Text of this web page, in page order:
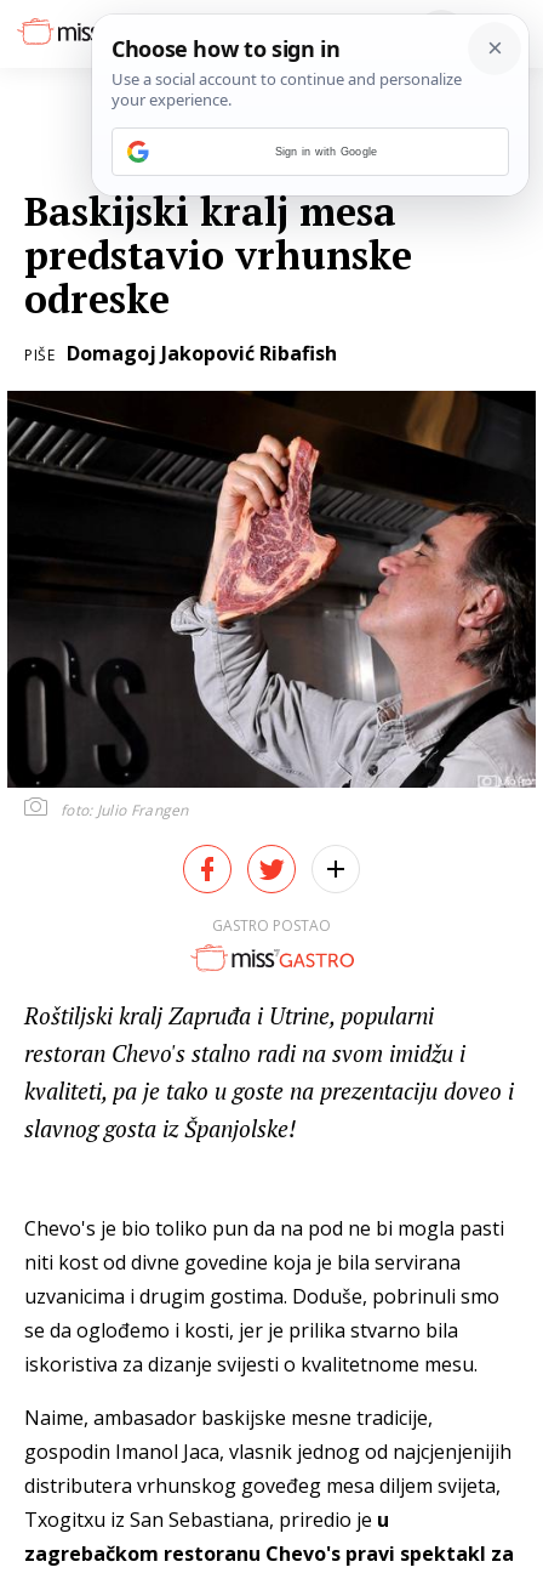
Baskijski kralj mesa
predstavio vrhunske
odreske
PIŠE Domagoj Jakopović Ribafish
foto: Julio Frangen
GASTRO POSTAO
Roštiljski kralj Zapruđa i Utrine, popularni
restoran Chevo's stalno radi na svom imidžu i
kvaliteti, pa je tako u goste na prezentaciju doveo i
slavnog gosta iz Španjolske!
Chevo's je bio toliko pun da na pod ne bi mogla pasti
niti kost od divne govedine koja je bila servirana
uzvanicima i drugim gostima. Doduše, pobrinuli smo
se da oglođemo i kosti, jer je prilika stvarno bila
iskoristiva za dizanje svijesti o kvalitetnome mesu.
Naime, ambasador baskijske mesne tradicije,
gospodin Imanol Jaca, vlasnik jednog od najcjenjenijih
distributera vrhunskog goveđeg mesa diljem svijeta,
Txogitxu iz San Sebastiana, priredio je u
zagrebačkom restoranu Chevo's pravi spektakl za
Sign in with Google